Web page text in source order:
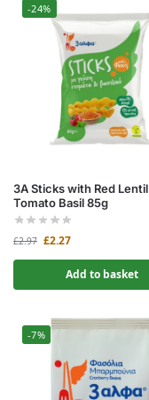
-24%
3A Sticks with Red Lentil
Tomato Basil 85g
£2.97 £2.27
Add to basket
-7%